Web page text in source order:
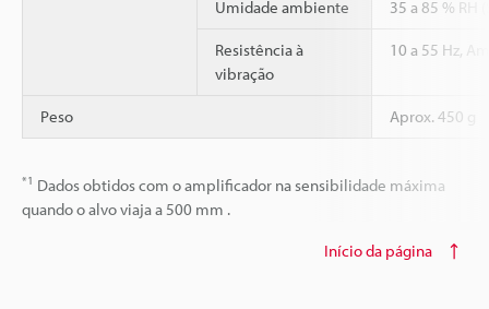
Umidade ambiente 35 a 85 % RH
Resistência à
vibração
10 a 55 Hz,
Peso Aprox. 450 g
*1 Dados obtidos com o amplificador na sensibilidade máxima
quando o alvo viaja a 500 mm .
Início da página